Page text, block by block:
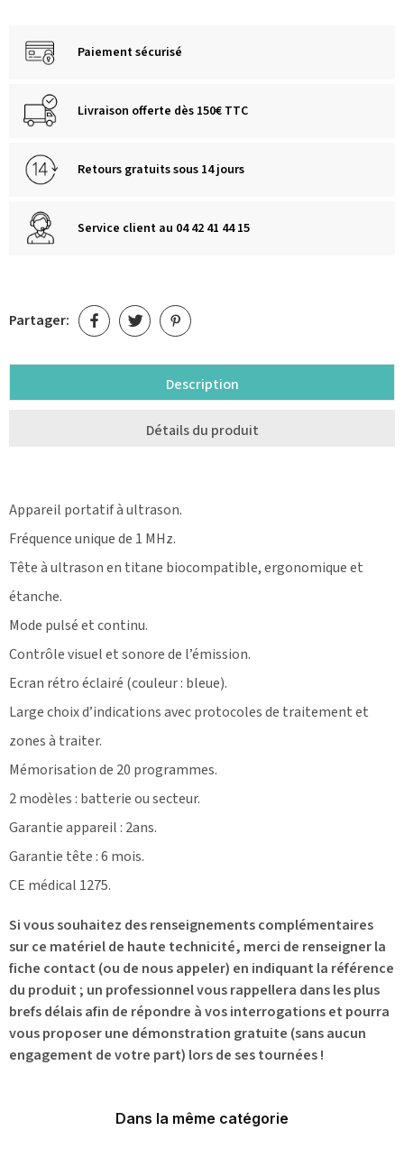
Paiement sécurisé
Livraison offerte dès 150€ TTC
Retours gratuits sous 14 jours
Service client au 04 42 41 44 15
Partager:
Description
Détails du produit
Appareil portatif à ultrason.
Fréquence unique de 1 MHz.
Tête à ultrason en titane biocompatible, ergonomique et
étanche.
Mode pulsé et continu.
Contrôle visuel et sonore de l’émission.
Ecran rétro éclairé (couleur : bleue).
Large choix d’indications avec protocoles de traitement et
zones à traiter.
Mémorisation de 20 programmes.
2 modèles : batterie ou secteur.
Garantie appareil : 2ans.
Garantie tête : 6 mois.
CE médical 1275.
Si vous souhaitez des renseignements complémentaires
sur ce matériel de haute technicité, merci de renseigner la
fiche contact (ou de nous appeler) en indiquant la référence
du produit ; un professionnel vous rappellera dans les plus
brefs délais afin de répondre à vos interrogations et pourra
vous proposer une démonstration gratuite (sans aucun
engagement de votre part) lors de ses tournées !
Dans la même catégorie